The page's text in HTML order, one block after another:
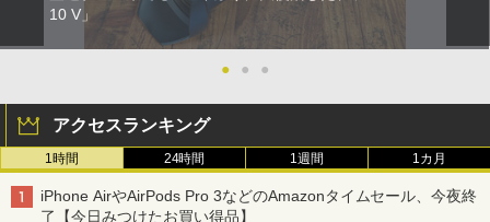
10 V」
● ● ●
アクセスランキング
1時間 24時間 1週間 1カ月
iPhone AirやAirPods Pro 3などのAmazonタイムセール、今夜終
了【今日みつけたお買い得品】